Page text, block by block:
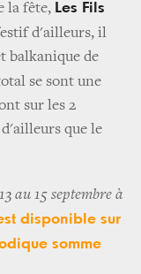
la fête, Les Fils
d'ailleurs, il
balkanique de
se sont une
sur les 2
que le
au 15 septembre à
disponible sur
somme